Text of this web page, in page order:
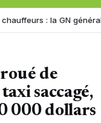
: la GN généralise le
de
saccagé,
000 dollars